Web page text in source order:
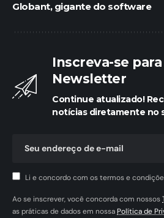
Globant, gigante do software
Inscreva-se
Newsletter
Continue atualizado!
notícias diretamente no
Li e concordo com os termos e
Ao se inscrever, você concorda com nossos
as práticas de dados em nossaPolítica de